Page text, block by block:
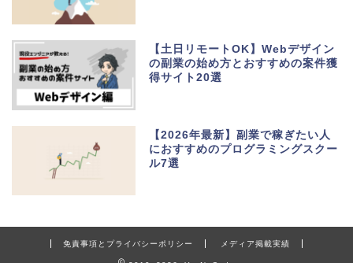
【土日リモートOK】Webデザイン
の副業の始め方とおすすめの案件獲
得サイト20選
【2026年最新】副業で稼ぎたい人
におすすめのプログラミングスクー
ル7選
免責事項とプライバシーポリシー メディア掲載実績